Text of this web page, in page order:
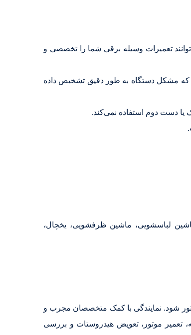
تعمیرات وسیله برقی شما را تخصصی و
که مشکل دستگاه به طور دقیق تشخیص داده
یا دست دوم استفاده نمی‌کند.
برای تعمیرات و سرویس ماشین لباسشویی، ماشین ظرفشویی، یخچال،
شود. نمایندگی با کمک متخصصان مجرب و
تعمیر موتور، تعویض هیدروستات و بررسی